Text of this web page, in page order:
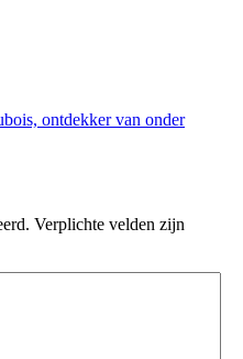
ontdekker van onder
Verplichte velden zijn